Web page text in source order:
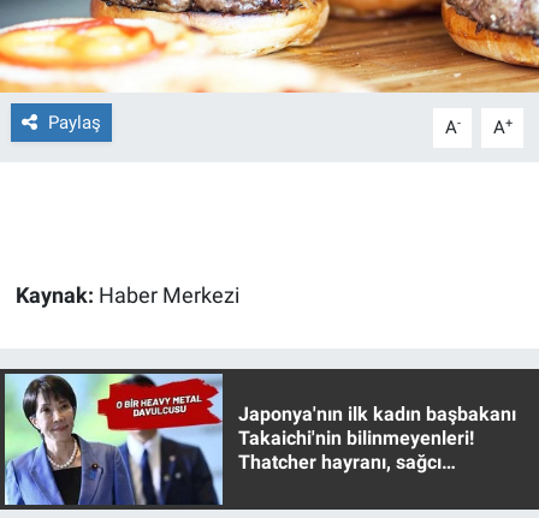
Paylaş A- A+
Kaynak: Haber Merkezi
Japonya'nın ilk kadın başbakanı
Takaichi'nin bilinmeyenleri!
Thatcher hayranı, sağcı
Forum
Gerçeğin İzinde
Gün Başlıyor
Günün görüntüsü
Haber
İlan